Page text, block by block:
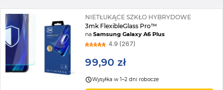
NIETŁUKĄCE SZKŁO HYBRYDOWE
3mk FlexibleGlass Pro™
naSamsung Galaxy A6 Plus
4.9 (267)
99,90 zł
Wysyłka w 1–2 dni robocze